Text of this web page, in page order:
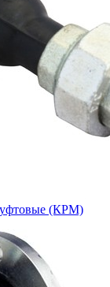
(КРМ)